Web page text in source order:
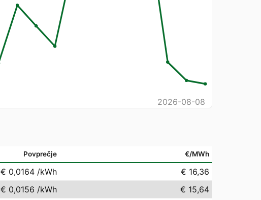
2026-08-08
Povprečje €/MWh
€ 0,0164 /kWh
€ 16,36
€ 0,0156 /kWh
€ 15,64